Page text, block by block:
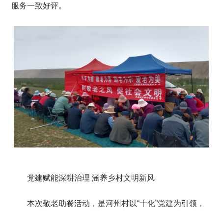
服务一致好评。
党建赋能深耕治理 涵养乡村文明新风
本次敬老助餐活动，是河州村以“十化”党建为引领，